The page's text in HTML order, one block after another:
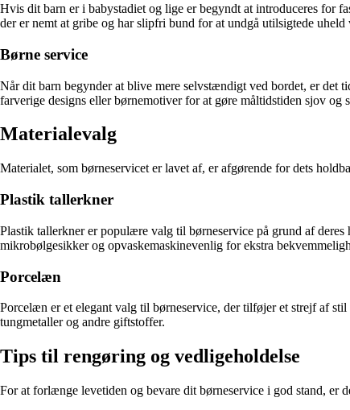
Hvis dit barn er i babystadiet og lige er begyndt at introduceres for
der er nemt at gribe og har slipfri bund for at undgå utilsigtede uheld
Børne service
Når dit barn begynder at blive mere selvstændigt ved bordet, er det
farverige designs eller børnemotiver for at gøre måltidstiden sjov og
Materialevalg
Materialet, som børneservicet er lavet af, er afgørende for dets
Plastik tallerkner
Plastik tallerkner er populære valg til børneservice på grund af
mikrobølgesikker og opvaskemaskinevenlig for ekstra
Porcelæn
Porcelæn er et elegant valg til børneservice, der tilføjer et strejf af
tungmetaller og andre giftstoffer.
Tips til rengøring og vedligeholdelse
For at forlænge levetiden og bevare dit børneservice i god stand, er